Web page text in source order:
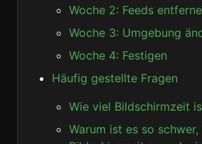
Woche 2: Feeds
Woche 3: Umgebung
Woche 4: Festigen
Häufig gestellte Fragen
Wie viel Bildschirmzeit
Warum ist es so schwer,